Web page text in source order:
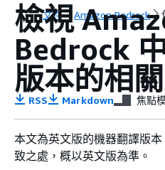
文件 Amazon Bedrock
檢視
Bedrock
版本的相
RSS Markdown 焦點
本文為英文版的機器翻譯版
致之處，概以英文版為準。